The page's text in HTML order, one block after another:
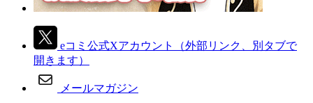
eコミ公式Xアカウント
（外部リンク、別タブで
開きます）
メールマガジン